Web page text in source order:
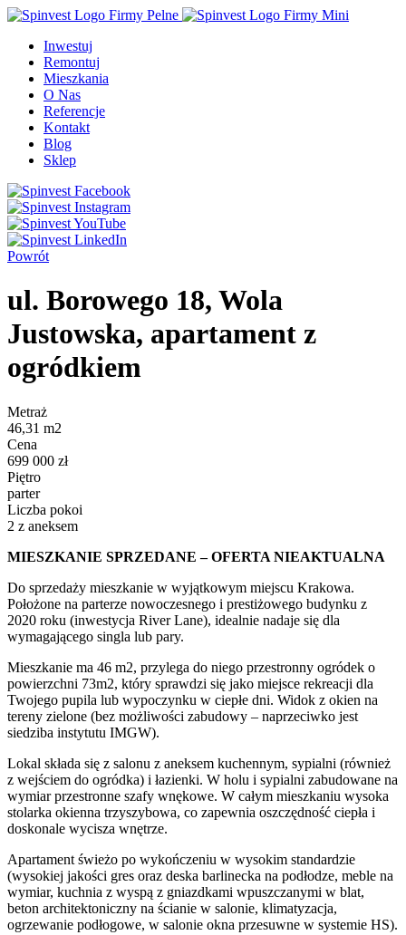
Inwestuj
Remontuj
Mieszkania
O Nas
Referencje
Kontakt
Blog
Sklep
Powrót
ul. Borowego 18, Wola
Justowska, apartament z
ogródkiem
Metraż
46,31 m2
Cena
699 000 zł
Piętro
parter
Liczba pokoi
2 z aneksem
MIESZKANIE SPRZEDANE – OFERTA NIEAKTUALNA
Do sprzedaży mieszkanie w wyjątkowym miejscu Krakowa.
Położone na parterze nowoczesnego i prestiżowego budynku z
2020 roku (inwestycja River Lane), idealnie nadaje się dla
wymagającego singla lub pary.
Mieszkanie ma 46 m2, przylega do niego przestronny ogródek o
powierzchni 73m2, który sprawdzi się jako miejsce rekreacji dla
Twojego pupila lub wypoczynku w ciepłe dni. Widok z okien na
tereny zielone (bez możliwości zabudowy – naprzeciwko jest
siedziba instytutu IMGW).
Lokal składa się z salonu z aneksem kuchennym, sypialni (również
z wejściem do ogródka) i łazienki. W holu i sypialni zabudowane na
wymiar przestronne szafy wnękowe. W całym mieszkaniu wysoka
stolarka okienna trzyszybowa, co zapewnia oszczędność ciepła i
doskonale wycisza wnętrze.
Apartament świeżo po wykończeniu w wysokim standardzie
(wysokiej jakości gres oraz deska barlinecka na podłodze, meble na
wymiar, kuchnia z wyspą z gniazdkami wpuszczanymi w blat,
beton architektoniczny na ścianie w salonie, klimatyzacja,
ogrzewanie podłogowe, w salonie okna przesuwne w systemie HS).